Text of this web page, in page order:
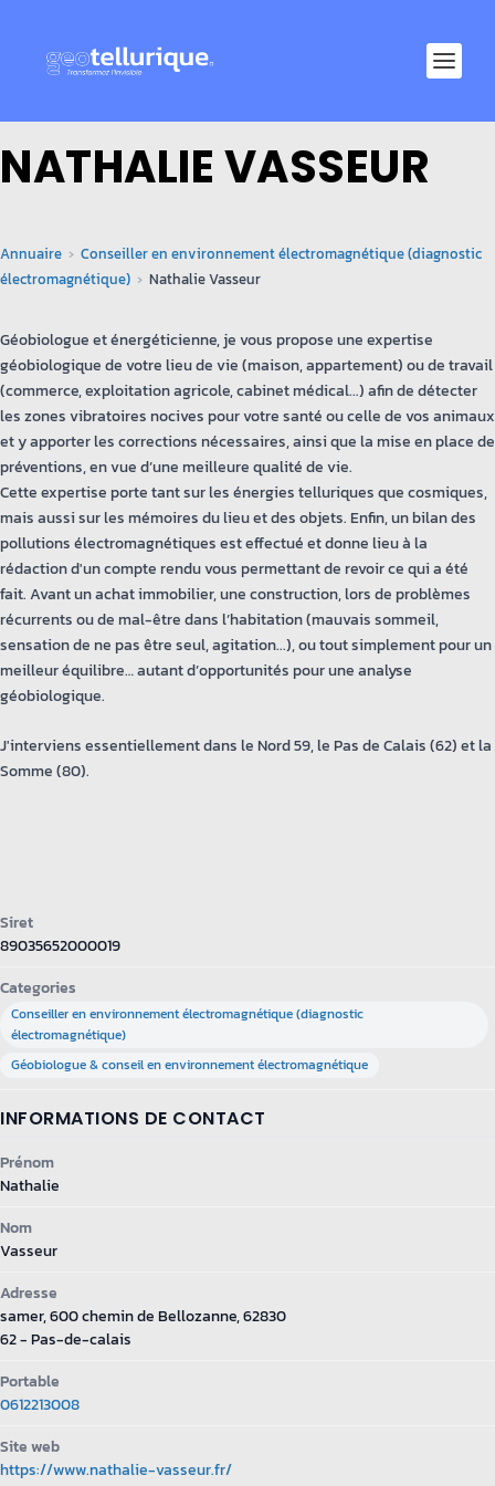
NATHALIE VASSEUR
Annuaire
Conseiller en environnement électromagnétique (diagnostic
électromagnétique)
Nathalie Vasseur
Géobiologue et énergéticienne, je vous propose une expertise
géobiologique de votre lieu de vie (maison, appartement) ou de travail
(commerce, exploitation agricole, cabinet médical...) afin de détecter
les zones vibratoires nocives pour votre santé ou celle de vos animaux
et y apporter les corrections nécessaires, ainsi que la mise en place de
préventions, en vue d’une meilleure qualité de vie.
Cette expertise porte tant sur les énergies telluriques que cosmiques,
mais aussi sur les mémoires du lieu et des objets. Enfin, un bilan des
pollutions électromagnétiques est effectué et donne lieu à la
rédaction d'un compte rendu vous permettant de revoir ce qui a été
fait. Avant un achat immobilier, une construction, lors de problèmes
récurrents ou de mal-être dans l’habitation (mauvais sommeil,
sensation de ne pas être seul, agitation...), ou tout simplement pour un
meilleur équilibre… autant d’opportunités pour une analyse
géobiologique.
J'interviens essentiellement dans le Nord 59, le Pas de Calais (62) et la
Somme (80).
Siret
89035652000019
Categories
Conseiller en environnement électromagnétique (diagnostic
électromagnétique)
Géobiologue & conseil en environnement électromagnétique
INFORMATIONS DE CONTACT
Prénom
Nathalie
Nom
Vasseur
Adresse
samer, 600 chemin de Bellozanne, 62830
62 - Pas-de-calais
Portable
0612213008
Site web
https://www.nathalie-vasseur.fr/